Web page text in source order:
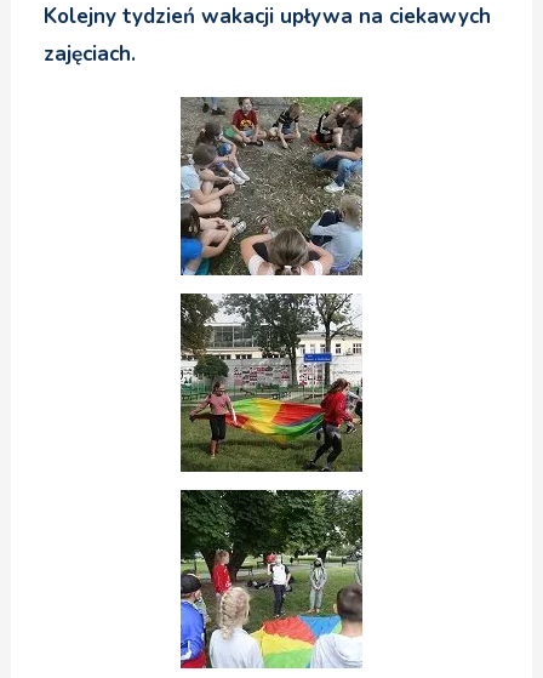
Kolejny tydzień wakacji upływa na ciekawych
zajęciach.